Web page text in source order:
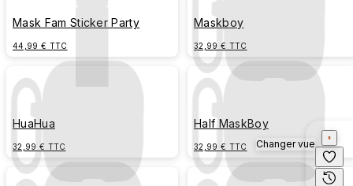
Mask Fam Sticker Party
44,99 € TTC
Maskboy
32,99 € TTC
HuaHua
32,99 € TTC
Half MaskBoy
32,99 € TTC Changer vue